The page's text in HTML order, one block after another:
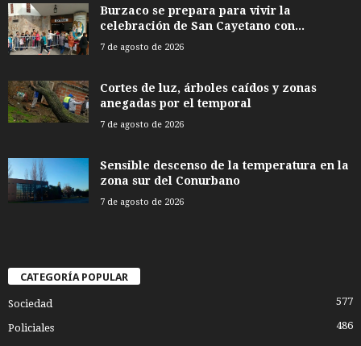
Burzaco se prepara para vivir la
celebración de San Cayetano con...
7 de agosto de 2026
Cortes de luz, árboles caídos y zonas
anegadas por el temporal
7 de agosto de 2026
Sensible descenso de la temperatura en la
zona sur del Conurbano
7 de agosto de 2026
CATEGORÍA POPULAR
Sociedad 577
Policiales 486